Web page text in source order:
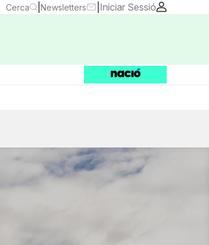
Cerca Newsletters Iniciar Sessió